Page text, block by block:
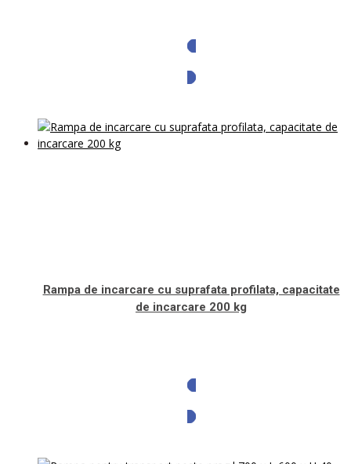
Rampa de incarcare cu suprafata profilata, capacitate
de incarcare 200 kg